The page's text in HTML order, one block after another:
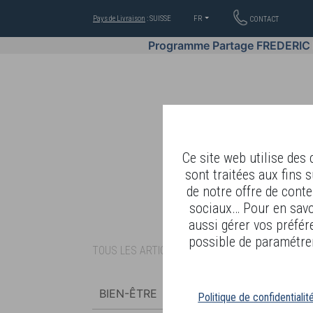
Ce site web utilise des
sont traitées aux fins
de notre offre de
sociaux… Pour en
aussi gérer vos
possible de
Politique de
Pays de Livraison : SUISSE FR CONTACT
Programme Partage FREDERIC
BIEN-ÊTRE PAR BODY
TOUS LES ARTICLES
BIEN-ÊTRE